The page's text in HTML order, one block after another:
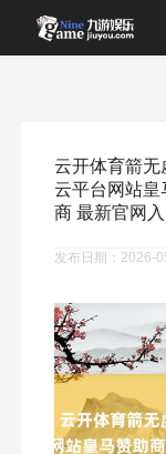
云开体育箭无
云平台网站皇
商 最新官网
发布日期：2026-